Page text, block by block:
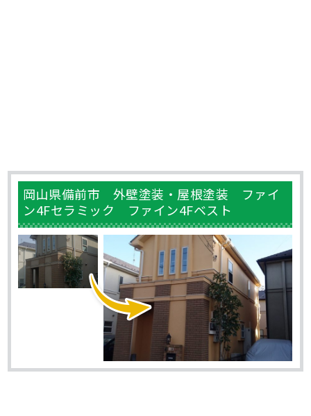
岡山県備前市 外壁塗装・屋根塗装 ファイ
ン4Fセラミック ファイン4Fベスト